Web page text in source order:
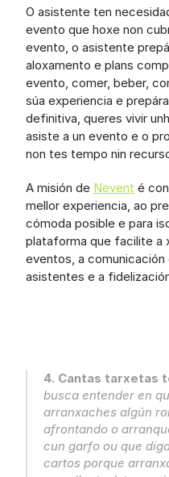
O asistente ten
evento que hoxe non
evento, o asistente
aloxamento e plans
evento, comer, beber,
súa experiencia e
definitiva, queres vivir
asiste a un evento e o
non tes tempo nin
A misión de Nevent é
mellor experiencia, ao
cómoda posible e para
plataforma que facilite a
eventos, a
asistentes e a
4. Cantas tarxetas
busca entender en
arranxaches algún
afrontando o
cun garfo ou que
cartos porque